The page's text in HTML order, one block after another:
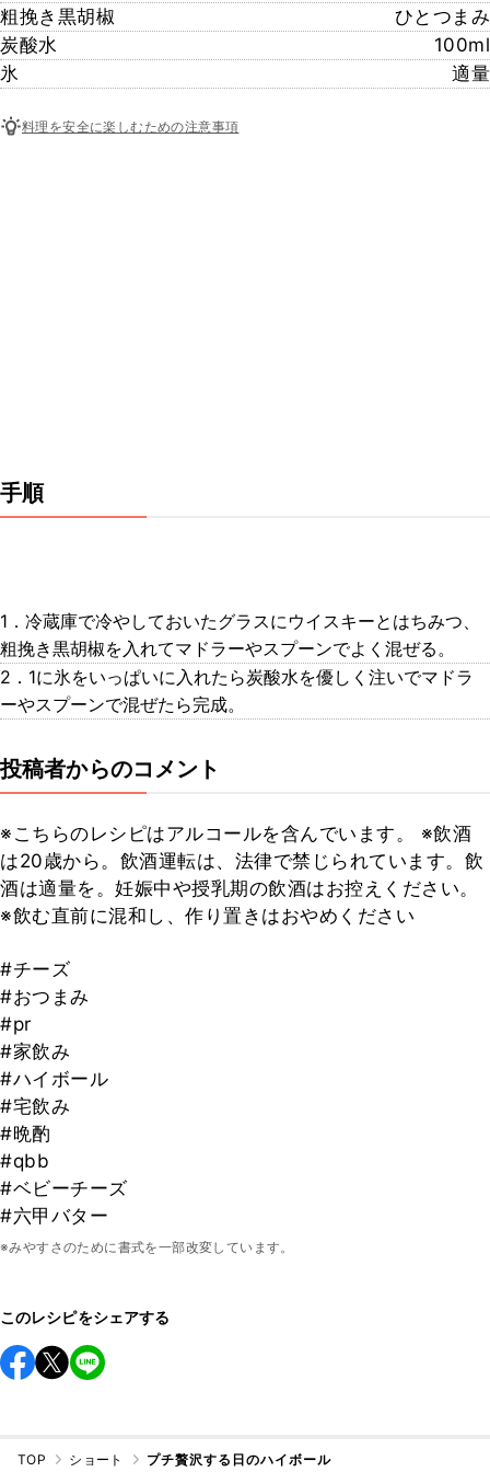
粗挽き黒胡椒
ひとつまみ
炭酸水
100ml
氷
適量
料理を安全に楽しむための注意事項
手順
1．冷蔵庫で冷やしておいたグラスにウイスキーとはちみつ、
粗挽き黒胡椒を入れてマドラーやスプーンでよく混ぜる。
2．1に氷をいっぱいに入れたら炭酸水を優しく注いでマドラ
ーやスプーンで混ぜたら完成。
投稿者からのコメント
※こちらのレシピはアルコールを含んでいます。 ※飲酒
は20歳から。飲酒運転は、法律で禁じられています。飲
酒は適量を。妊娠中や授乳期の飲酒はお控えください。
※飲む直前に混和し、作り置きはおやめください
#チーズ
#おつまみ
#pr
#家飲み
#ハイボール
#宅飲み
#晩酌
#qbb
#ベビーチーズ
#六甲バター
※みやすさのために書式を一部改変しています。
このレシピをシェアする
TOP ショート プチ贅沢する日のハイボール